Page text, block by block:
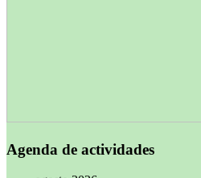
Agenda de actividades